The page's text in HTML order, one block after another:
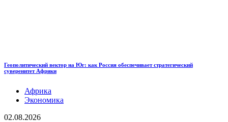
Геополитический вектор на Юг: как Россия обеспечивает стратегический
суверенитет Африки
Африка
Экономика
02.08.2026